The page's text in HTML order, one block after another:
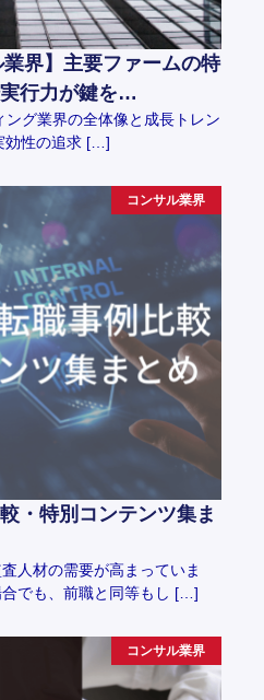
業界】主要ファームの特
行力が鍵を…
ング業界の全体像と成長トレン
効性の追求 […]
コンサル業界
・特別コンテンツ集ま
人材の需要が高まっていま
でも、前職と同等もし […]
コンサル業界